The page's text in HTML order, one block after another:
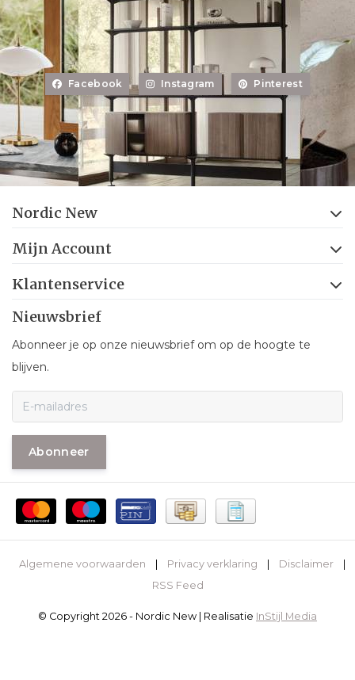
Facebook Instagram Pinterest
Nordic New
Mijn Account
Klantenservice
Nieuwsbrief
Abonneer je op onze nieuwsbrief om op de hoogte te
blijven.
Abonneer
Algemene voorwaarden Privacy verklaring Disclaimer
RSS Feed
© Copyright 2026 - Nordic New | Realisatie InStijl Media